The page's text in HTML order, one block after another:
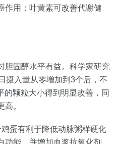
作用；叶黄素可改善代谢健
胆固醇水平有益。科学家研究
摄入量从零增加到3个后，不
颗粒大小得到明显改善，同
。
蛋有利于降低动脉粥样硬化
能，并增加血浆抗氧化剂。